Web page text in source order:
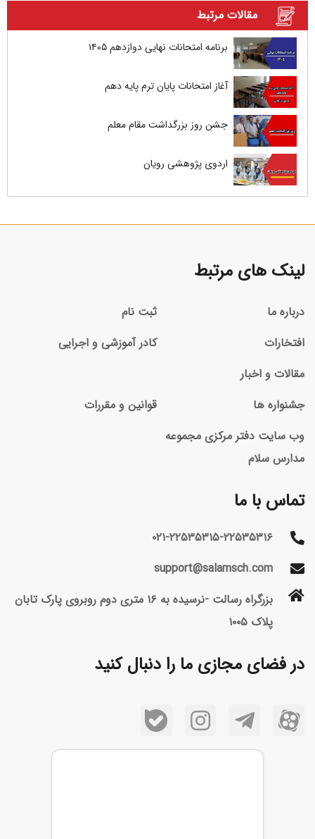
مقالات مرتبط
برنامه امتحانات نهایی دوازدهم ۱۴۰۵
آغاز امتحانات پایان ترم پایه دهم
جشن روز بزرگداشت مقام معلم
اردوی پژوهشی رویان
لینک های مرتبط
درباره ما
ثبت نام
افتخارات
کادر آموزشی و اجرایی
مقالات و اخبار
جشنواره ها
قوانین و مقررات
وب سایت دفتر مرکزی مجموعه
مدارس سلام
تماس با ما
۰۲۱-۲۲۵۳۵۳۱۵-۲۲۵۳۵۳۱۶
support@salamsch.com
بزرگراه رسالت -نرسیده به ۱۶ متری دوم روبروی پارک تابان
پلاک ۱۰۰۵
در فضای مجازی ما را دنبال کنید